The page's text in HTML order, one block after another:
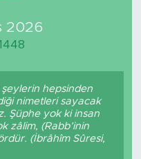
2026
şeylerin hepsinden
nimetleri sayacak
Şüphe yok ki insan
zâlim, (Rabb’inin
(İbrâhîm Sûresi,